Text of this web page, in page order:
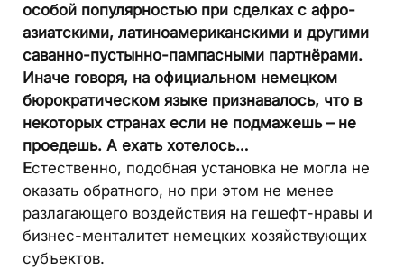
особой популярностью при сделках с афро-
азиатскими, латиноамериканскими и другими
саванно-пустынно-пампасными партнёрами.
Иначе говоря, на официальном немецком
бюрократическом языке признавалось, что в
некоторых странах если не подмажешь – не
проедешь. А ехать хотелось…
Естественно, подобная установка не могла не
оказать обратного, но при этом не менее
разлагающего воздействия на гешефт-нравы и
бизнес-менталитет немецких хозяйствующих
субъектов.